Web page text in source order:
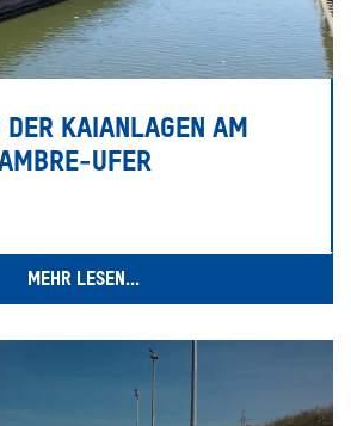
DER KAIANLAGEN AM
UFER
MEHR LESEN...